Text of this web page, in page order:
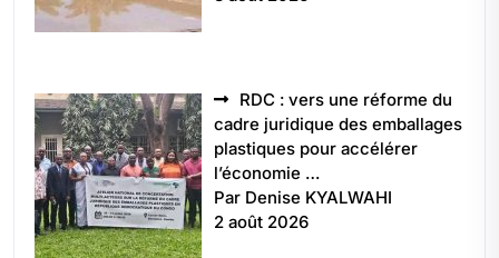
RDC : vers une réforme du
cadre juridique des emballages
plastiques pour accélérer
l’économie …
Par Denise KYALWAHI
2 août 2026